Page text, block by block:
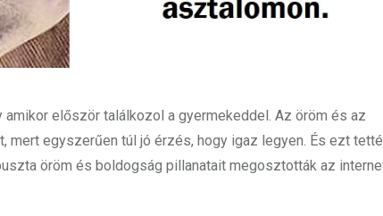
először találkozol a gyermekeddel. Az öröm és az
mert egyszerűen túl jó érzés, hogy igaz legyen. És ezt
öröm és boldogság pillanatait megosztották az